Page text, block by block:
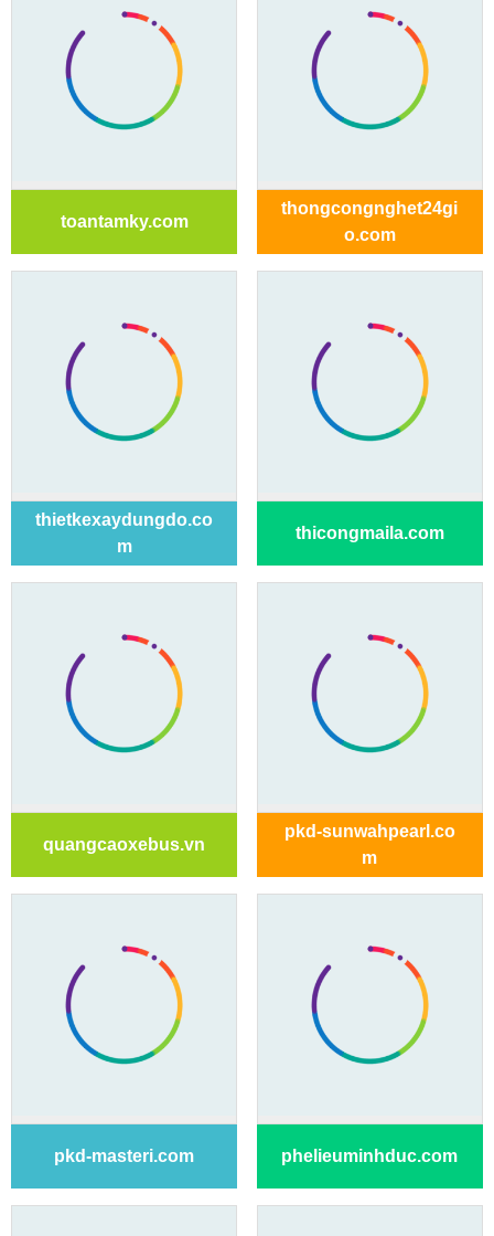
toantamky.com
thongcongnghet24gi
o.com
thietkexaydungdo.co
m
thicongmaila.com
quangcaoxebus.vn
pkd-sunwahpearl.co
m
pkd-masteri.com phelieuminhduc.com